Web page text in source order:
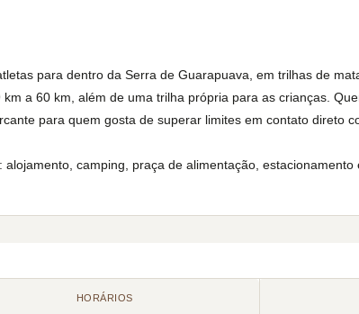
para dentro da Serra de Guarapuava, em trilhas de
a 60 km, além de uma trilha própria para as crianças.
para quem gosta de superar limites em contato direto
camping, praça de alimentação,
HORÁRIOS